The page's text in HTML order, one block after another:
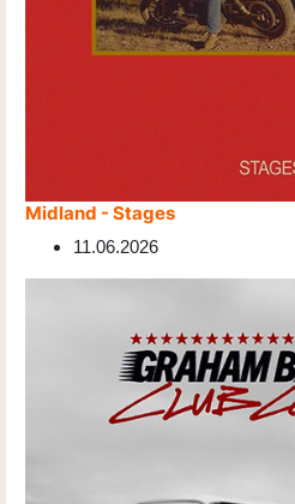
Midland - Stages
11.06.2026